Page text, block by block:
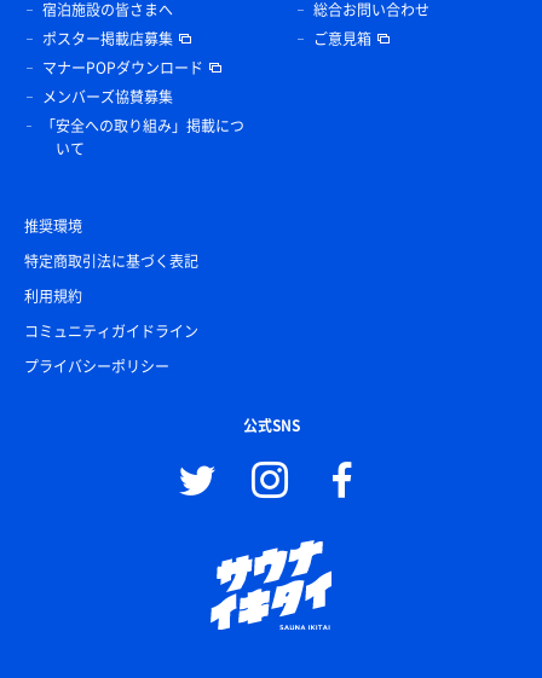
宿泊施設の皆さまへ
ポスター掲載店募集
マナーPOPダウンロード
メンバーズ協賛募集
「安全への取り組み」掲載につ
いて
総合お問い合わせ
ご意見箱
推奨環境
特定商取引法に基づく表記
利用規約
コミュニティガイドライン
プライバシーポリシー
公式SNS